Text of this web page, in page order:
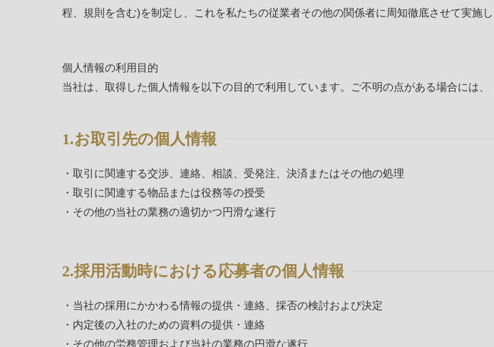
程、規則を含む)を制定し、これを私たちの従業者その他の関係者に周知徹底させて実施
個人情報の利用目的
当社は、取得した個人情報を以下の目的で利用しています。ご不明の点がある場合には
1.お取引先の個人情報
・取引に関連する交渉、連絡、相談、受発注、決済またはその他の処理
・取引に関連する物品または役務等の授受
・その他の当社の業務の適切かつ円滑な遂行
2.採用活動時における応募者の個人情報
・当社の採用にかかわる情報の提供・連絡、採否の検討および決定
・内定後の入社のための資料の提供・連絡
・その他の労務管理および当社の業務の円滑な遂行